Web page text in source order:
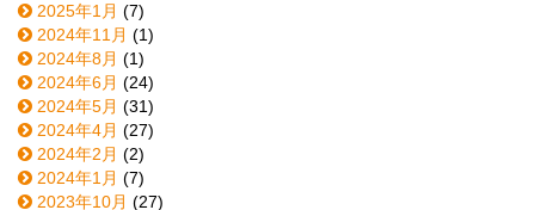
2025年1月 (7)
2024年11月 (1)
2024年8月 (1)
2024年6月 (24)
2024年5月 (31)
2024年4月 (27)
2024年2月 (2)
2024年1月 (7)
2023年10月 (27)